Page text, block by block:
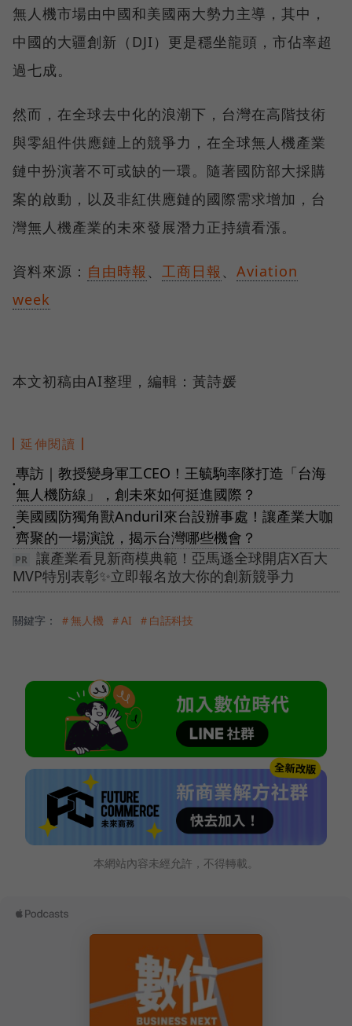
無人機市場由中國和美國兩大勢力主導，其中，
中國的大疆創新（DJI）更是穩坐龍頭，市佔率超
過七成。
然而，在全球去中化的浪潮下，台灣在高階技術
與零組件供應鏈上的競爭力，在全球無人機產業
鏈中扮演著不可或缺的一環。隨著國防部大採購
案的啟動，以及非紅供應鏈的國際需求增加，台
灣無人機產業的未來發展潛力正持續看漲。
資料來源： 自由時報 工商日報
Aviation
week
本文初稿由AI整理，編輯：黃詩媛
延伸閱讀
●
專訪｜教授變身軍工CEO！王毓駒率隊打造「台海
無人機防線」，創未來如何挺進國際？
●
美國國防獨角獸Anduril來台設辦事處！讓產業大咖
齊聚的一場演說，揭示台灣哪些機會？
讓產業看見新商模典範！亞馬遜全球開店X百大
MVP特別表彰✨立即報名放大你的創新競爭力
關鍵字： ＃無人機 ＃AI ＃白話科技
本網站內容未經允許，不得轉載。